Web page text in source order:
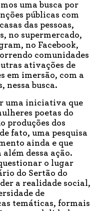
uma busca por
públicas com
das pessoas,
no supermercado,
no Facebook,
comunidades
ativações de
em imersão, com a
nessa busca.
uma iniciativa que
poetas do
produções dos
fato, uma pesquisa
ainda e que
dessa ação.
o lugar
do Sertão do
a realidade social,
de
temáticas, formais